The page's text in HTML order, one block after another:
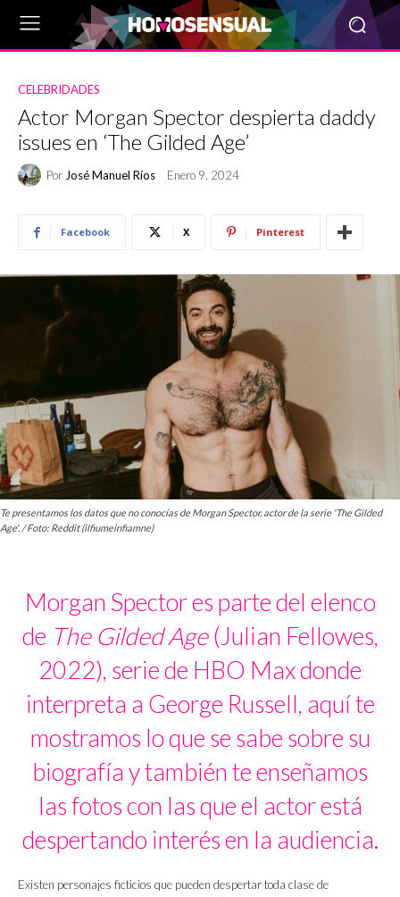
CELEBRIDADES
Actor Morgan Spector despierta daddy
issues en ‘The Gilded Age’
Por José Manuel Ríos Enero 9, 2024
Facebook X Pinterest
Te presentamos los datos que no conocías de Morgan Spector, actor de la serie 'The Gilded
Age'. / Foto: Reddit (ilfiumeinfiamne)
Morgan Spector es parte del elenco
de The Gilded Age(Julian Fellowes,
2022), serie de HBO Max donde
interpreta a George Russell, aquí te
mostramos lo que se sabe sobre su
biografía y también te enseñamos
las fotos con las que el actor está
despertando interés en la audiencia.
Existen personajes ficticios que pueden despertar toda clase de